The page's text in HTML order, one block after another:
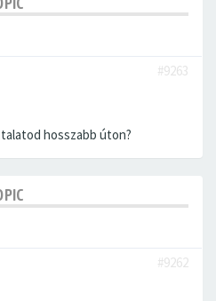
#9263
hosszabb úton?
#9262